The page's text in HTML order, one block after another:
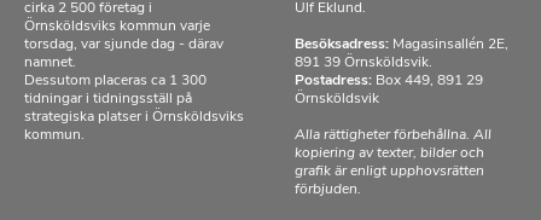
cirka 2 500 företag i
Örnsköldsviks kommun varje
torsdag, var sjunde dag - därav
namnet.
Dessutom placeras ca 1 300
tidningar i tidningsställ på
strategiska platser i Örnsköldsviks
kommun.
Ulf Eklund.
Besöksadress: Magasinsallén 2E,
891 39 Örnsköldsvik.
Postadress: Box 449, 891 29
Örnsköldsvik
Alla rättigheter förbehållna. All
kopiering av texter, bilder och
grafik är enligt upphovsrätten
förbjuden.